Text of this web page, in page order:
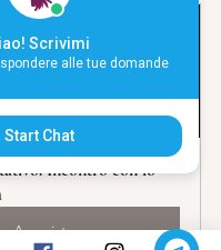
Incontro con lo
Acquista
Scrivimi
alle tue domande
Start Chat